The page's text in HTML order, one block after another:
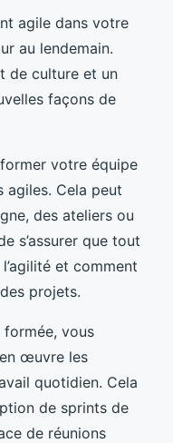
agile dans votre
au lendemain.
de culture et un
façons de
votre équipe
agiles. Cela peut
des ateliers ou
s’assurer que tout
et comment
projets.
vous
œuvre les
quotidien. Cela
de sprints de
de réunions